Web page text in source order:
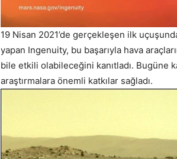
19 Nisan 2021’de gerçekleşen ilk
yapan Ingenuity, bu başarıyla hava
bile etkili olabileceğini kanıtladı. Bugüne
araştırmalara önemli katkılar sağladı.